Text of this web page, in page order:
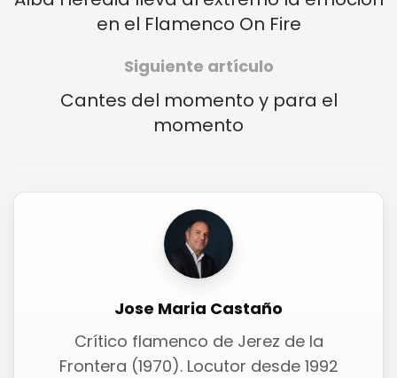
en el Flamenco On Fire
Siguiente artículo
Cantes del momento y para el
momento
Jose Maria Castaño
Crítico flamenco de Jerez de la
Frontera (1970). Locutor desde 1992